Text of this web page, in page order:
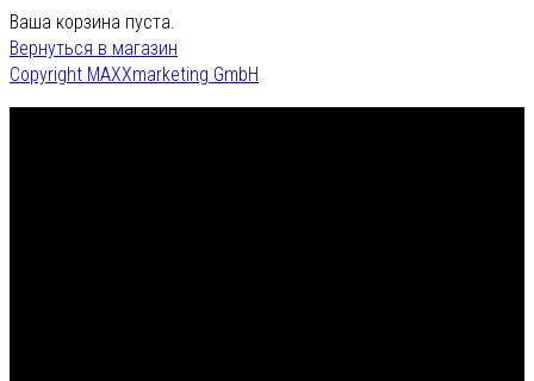
Ваша корзина пуста.
Вернуться в магазин
Copyright MAXXmarketing GmbH